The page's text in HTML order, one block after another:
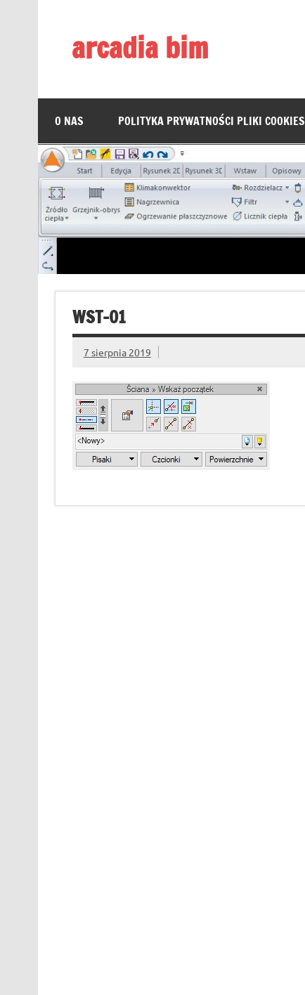
arcadia bim
O NAS POLITYKA PRYWATNOŚCI PLIKI COOKIES
WST-01
7 sierpnia 2019